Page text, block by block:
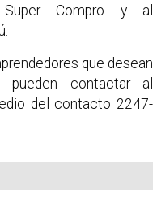
Super Compro y al
que desean
pueden contactar al
del contacto 2247-